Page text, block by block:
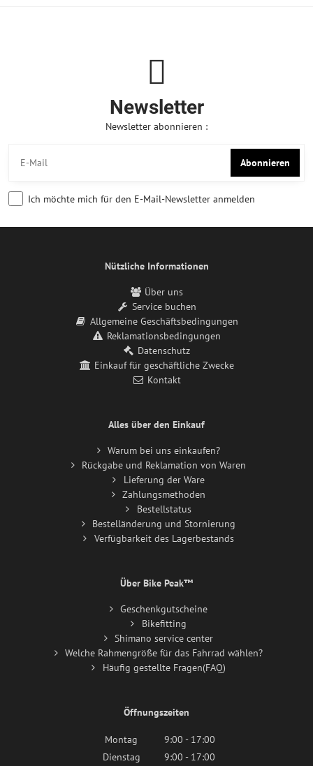
Newsletter
Newsletter abonnieren :
Abonnieren
Ich möchte mich für den E-Mail-Newsletter anmelden
Nützliche Informationen
Über uns
Service buchen
Allgemeine Geschäftsbedingungen
Reklamationsbedingungen
Datenschutz
Einkauf für geschäftliche Zwecke
Kontakt
Alles über den Einkauf
Warum bei uns einkaufen?
Rückgabe und Reklamation von Waren
Lieferung der Ware
Zahlungsmethoden
Bestellstatus
Bestelländerung und Stornierung
Verfügbarkeit des Lagerbestands
Über Bike Peak™
Geschenkgutscheine
Bikefitting
Shimano service center
Welche Rahmengröße für das Fahrrad wählen?
Häufig gestellte Fragen(FAQ)
Öffnungszeiten
Montag
9:00 - 17:00
Dienstag
9:00 - 17:00